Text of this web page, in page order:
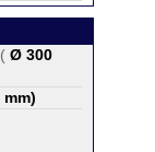
( Ø 300
mm)